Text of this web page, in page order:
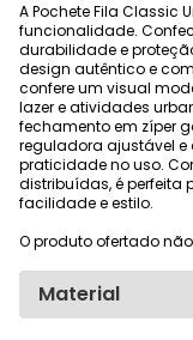
A Pochete Fila Classic
funcionalidade.
durabilidade e
design autêntico e
confere um visual
lazer e atividades
fechamento em zíper
reguladora ajustável e
praticidade no uso.
distribuídas, é perfeita
facilidade e estilo.
O produto ofertado
Material